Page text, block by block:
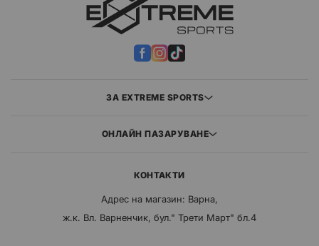
ЗА EXTREME SPORTS
ОНЛАЙН ПАЗАРУВАНЕ
КОНТАКТИ
Адрес на магазин: Варна,
ж.к. Вл. Варненчик, бул." Трети Март" бл.4